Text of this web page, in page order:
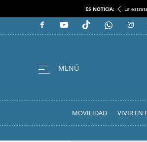
ES NOTICIA: La
MOVILIDAD VIVIR EN